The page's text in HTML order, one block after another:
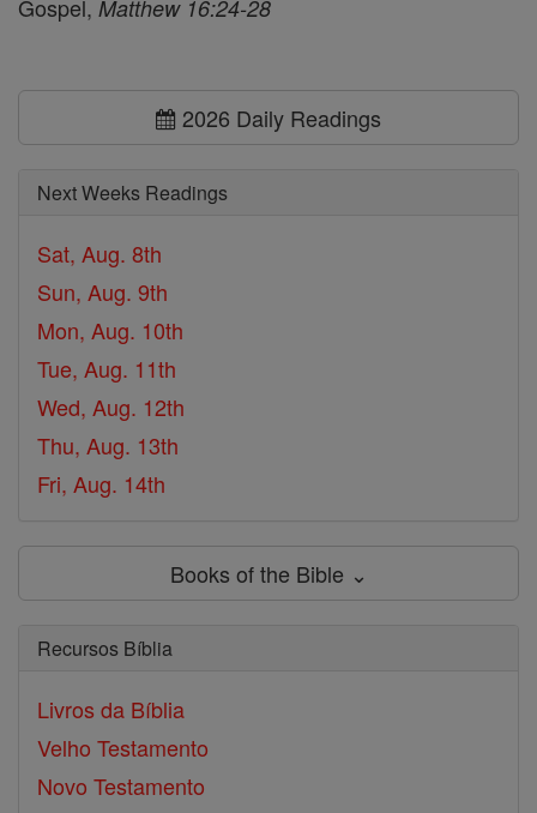
Gospel, Matthew 16:24-28
2026 Daily Readings
Next Weeks Readings
Sat, Aug. 8th
Sun, Aug. 9th
Mon, Aug. 10th
Tue, Aug. 11th
Wed, Aug. 12th
Thu, Aug. 13th
Fri, Aug. 14th
Books of the Bible ⌄
Recursos Bíblia
Livros da Bíblia
Velho Testamento
Novo Testamento